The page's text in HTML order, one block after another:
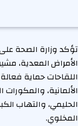
تؤكد وزارة الصحة
الأمراض المعدية،
اللقاحات حماية
الألمانية،
الحليمي، والتهاب
المخلوي.